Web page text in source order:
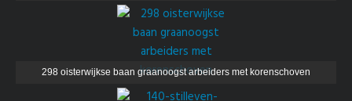
298 oisterwijkse baan graanoogst arbeiders met korenschoven